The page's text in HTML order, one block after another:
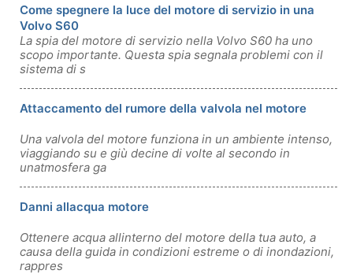
Come spegnere la luce del motore di servizio in una
Volvo S60
La spia del motore di servizio nella Volvo S60 ha uno
scopo importante. Questa spia segnala problemi con il
sistema di s
Attaccamento del rumore della valvola nel motore
Una valvola del motore funziona in un ambiente intenso,
viaggiando su e giù decine di volte al secondo in
unatmosfera ga
Danni allacqua motore
Ottenere acqua allinterno del motore della tua auto, a
causa della guida in condizioni estreme o di inondazioni,
rappres